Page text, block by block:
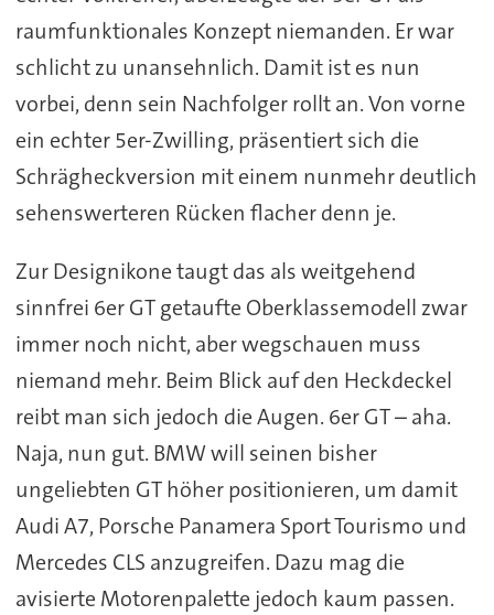
raumfunktionales Konzept niemanden. Er war
schlicht zu unansehnlich. Damit ist es nun
vorbei, denn sein Nachfolger rollt an. Von vorne
ein echter 5er-Zwilling, präsentiert sich die
Schrägheckversion mit einem nunmehr deutlich
sehenswerteren Rücken flacher denn je.
Zur Designikone taugt das als weitgehend
sinnfrei 6er GT getaufte Oberklassemodell zwar
immer noch nicht, aber wegschauen muss
niemand mehr. Beim Blick auf den Heckdeckel
reibt man sich jedoch die Augen. 6er GT – aha.
Naja, nun gut. BMW will seinen bisher
ungeliebten GT höher positionieren, um damit
Audi A7, Porsche Panamera Sport Tourismo und
Mercedes CLS anzugreifen. Dazu mag die
avisierte Motorenpalette jedoch kaum passen.